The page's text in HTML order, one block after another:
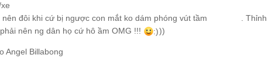
đôi khi cứ bị ngược con mắt ko dám phóng vút tầm
. Thỉnh
nên ng dân họ cứ hô ầm OMG !!!
:)))